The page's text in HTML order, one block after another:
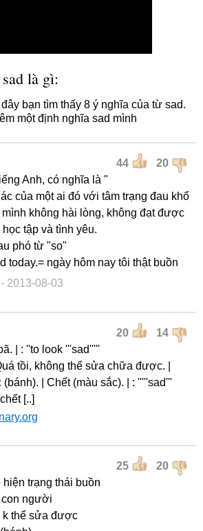
là gì:
bạn tìm thấy 8 ý nghĩa của từ sad.
một định nghĩa sad mình
44 20
Anh, có nghĩa là "
của một ai đó với tâm trạng đau khổ
không hài lòng, không đạt được
tập và tình yêu.
phó từ "so"
today.= ngày hôm nay tôi thật buồn
- 2013-08-03
20 14
| : ''to look '''sad'''''
tồi, không thể sửa chữa được. |
(bánh). | Chết (màu sắc). | : '''''sad'''
[..]
25 20
trạng thái buồn
con người
k thể sửa được